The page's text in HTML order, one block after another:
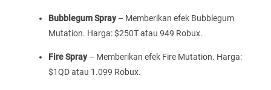
Bubblegum Spray– Memberikan efek Bubblegum
Mutation. Harga: $250T atau 949 Robux.
Fire Spray– Memberikan efek Fire Mutation. Harga:
$1QD atau 1.099 Robux.